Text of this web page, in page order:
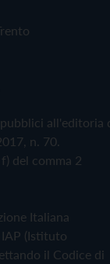
all'editoria
n. 70.
del comma 2
Italiana
(Istituto
il Codice di